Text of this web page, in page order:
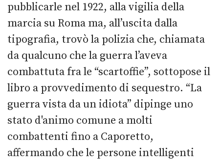
pubblicarle nel 1922, alla vigilia della
marcia su Roma ma, all’uscita dalla
tipografia, trovò la polizia che, chiamata
da qualcuno che la guerra l’aveva
combattuta fra le “scartoffie”, sottopose il
libro a provvedimento di sequestro. “La
guerra vista da un idiota” dipinge uno
stato d'animo comune a molti
combattenti fino a Caporetto,
affermando che le persone intelligenti